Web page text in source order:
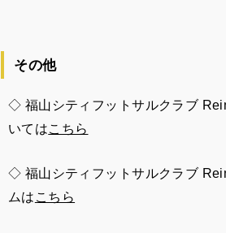
その他
◇ 福山シティフットサルクラブ
いてはこちら
◇ 福山シティフットサルクラブ
ムは こちら